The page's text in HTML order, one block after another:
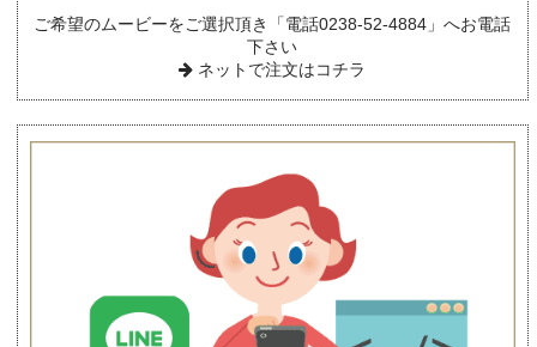
ご希望のムービーをご選択頂き「電話0238-52-4884」へお電話
下さい
ネットで注文はコチラ